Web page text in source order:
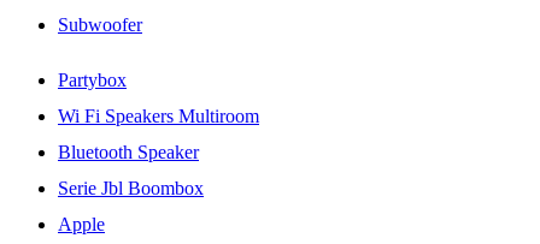
Subwoofer
Partybox
Wi Fi Speakers Multiroom
Bluetooth Speaker
Serie Jbl Boombox
Apple